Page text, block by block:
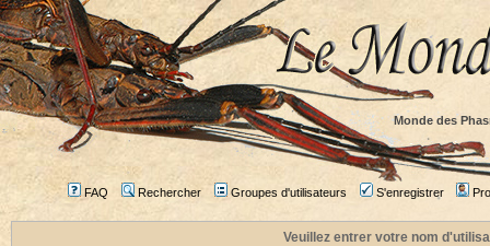
Monde des
FAQ Rechercher Groupes d'utilisateurs S'enregistrer
Veuillez entrer votre nom